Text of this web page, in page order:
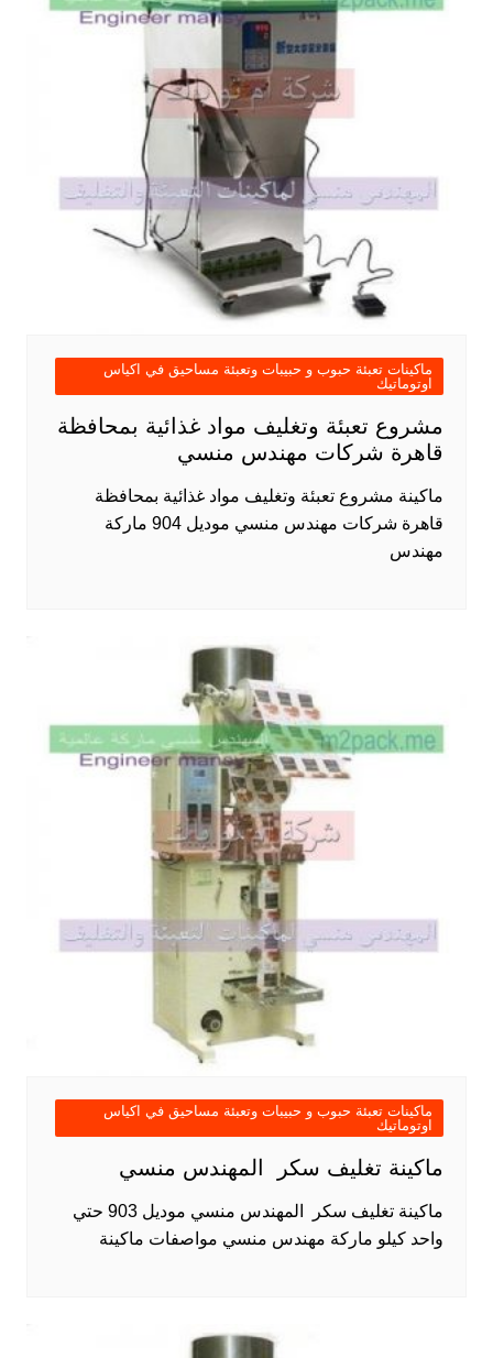
ماكينات تعبئة حبوب و حبيبات وتعبئة مساحيق في اكياس
اوتوماتيك
مشروع تعبئة وتغليف مواد غذائية بمحافظة
قاهرة شركات مهندس منسي
ماكينة مشروع تعبئة وتغليف مواد غذائية بمحافظة
قاهرة شركات مهندس منسي موديل 904 ماركة
مهندس
ماكينات تعبئة حبوب و حبيبات وتعبئة مساحيق في اكياس
اوتوماتيك
ماكينة تغليف سكر المهندس منسي
ماكينة تغليف سكر المهندس منسي موديل 903 حتي
واحد كيلو ماركة مهندس منسي مواصفات ماكينة